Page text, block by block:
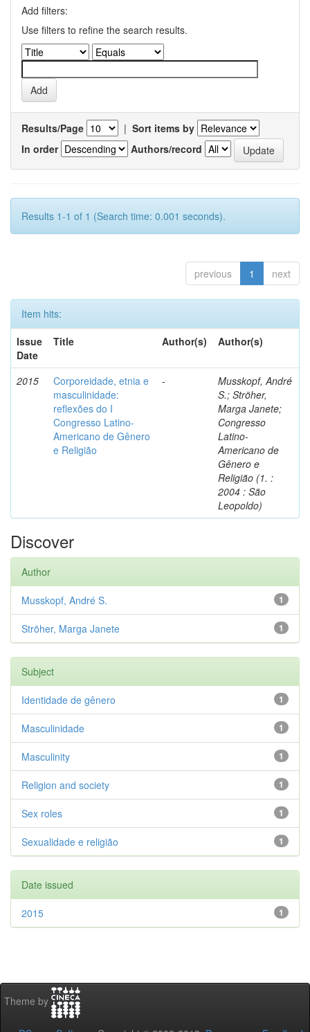
Add filters:
Use filters to refine the search results.
Results/Page | Sort items by
In order
Authors/record
Results 1-1 of 1 (Search time: 0.001 seconds).
previous 1 next
Item hits:
Issue
Date
Title Author(s) Author(s)
2015
Corporeidade, etnia e
masculinidade:
reflexões do I
Congresso Latino-
Americano de Gênero
e Religião
-
Musskopf, André
S.; Ströher,
Marga Janete;
Congresso
Latino-
Americano de
Gênero e
Religião (1. :
2004 : São
Leopoldo)
Discover
Author
1
Musskopf, André S.
1
Ströher, Marga Janete
Subject
1
Identidade de gênero
1
Masculinidade
1
Masculinity
1
Religion and society
1
Sex roles
1
Sexualidade e religião
Date issued
1
2015
Theme by